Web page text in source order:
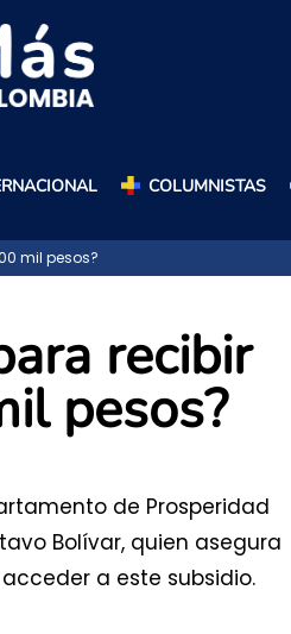
COLUMNISTAS
mil pesos?
recibir
pesos?
de Prosperidad
Bolívar, quien asegura
a este subsidio.